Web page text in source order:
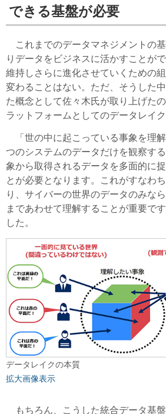
できる基盤が必要
これまでのデータマネジメントの
りデータをビジネスに活かすことが
維持しさらに進化させていくための
変わることはない。ただ、そうした
た概念として佐々木氏が取り上げた
ラットフォームとしてのデータレイク
「世の中に起こっている事象を理
つのシステムのデータだけを観察す
象から取得されるデータを多面的に
とが必要となります。これがすなわ
り、サイバーの世界のデータのみな
まであわせて理解することが重要で
した。
データレイクの本質
拡大画像表示
もちろん、こうした統合データ基